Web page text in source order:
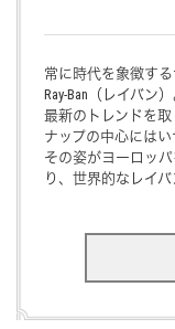
常に時代を象徴す
Ray-Ban（レイバン）
最新のトレンドを
ナップの中心にはい
その姿がヨーロッ
り、世界的なレイバ